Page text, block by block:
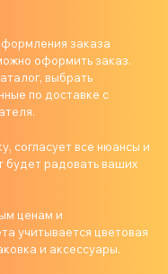
заказа
оформить заказ.
выбрать
по доставке с
согласует все нюансы и
будет радовать ваших
ценам и
учитывается цветовая
и аксессуары.